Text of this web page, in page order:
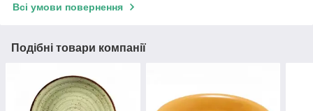
Всі умови повернення
Подібні товари компанії